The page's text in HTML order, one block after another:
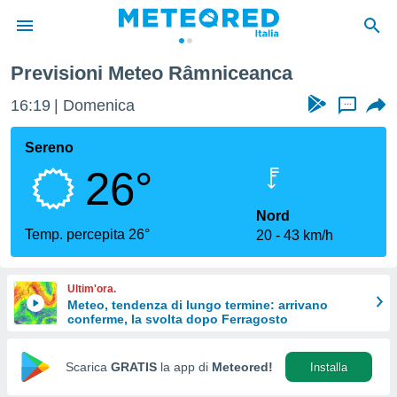
di
per
le
di
Web
Previsioni Meteo Râmniceanca
16:19 Domenica ...
Sereno
26°
Temp. percepita 26°
Nord
20
43 km/h
Ultim'ora.
Meteo, tendenza di lungo termine: arrivano
conferme, la svolta dopo Ferragosto
Scarica GRATIS la app di Meteored! Installa